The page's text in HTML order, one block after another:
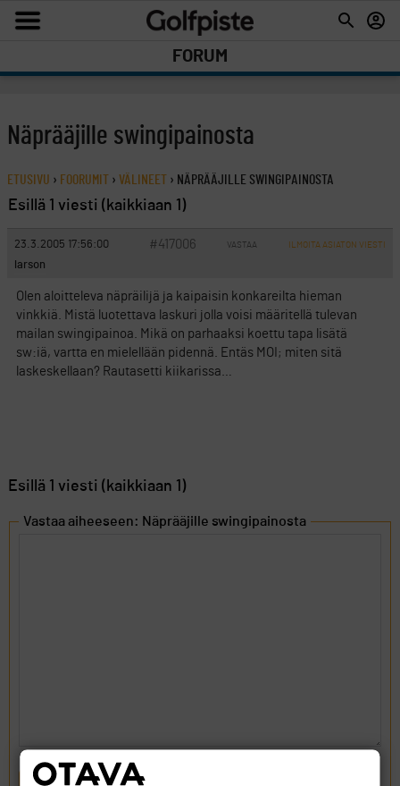
FORUM
Näprääjille swingipainosta
ETUSIVU › FOORUMIT › VÄLINEET › NÄPRÄÄJILLE SWINGIPAINOSTA
Esillä 1 viesti (kaikkiaan 1)
23.3.2005 17:56:00 #417006 VASTAA ILMOITA ASIATON VIESTI
larson
Olen aloitteleva näpräilijä ja kaipaisin konkareilta hieman
vinkkiä. Mistä luotettava laskuri jolla voisi määritellä tulevan
mailan swingipainoa. Mikä on parhaaksi koettu tapa lisätä
sw:iä, vartta en mielellään pidennä. Entäs MOI; miten sitä
laskeskellaan? Rautasetti kiikarissa…
Esillä 1 viesti (kaikkiaan 1)
Vastaa aiheeseen: Näprääjille swingipainosta
LÄHETÄ